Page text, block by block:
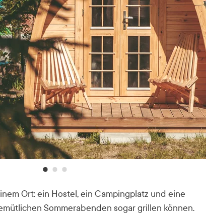
Ort: ein Hostel, ein Campingplatz und eine
Sommerabenden sogar grillen können.